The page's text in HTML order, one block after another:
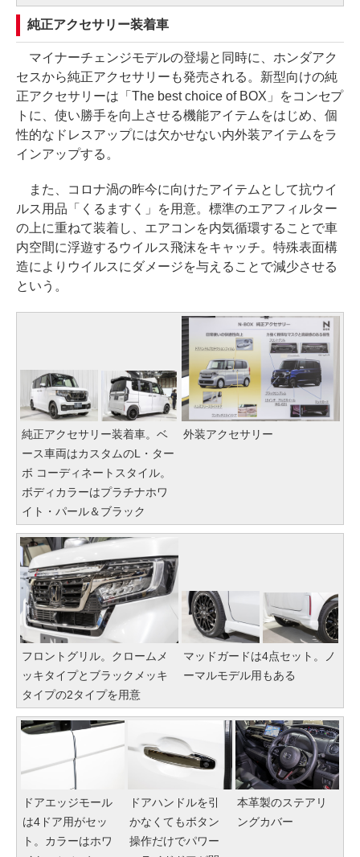
純正アクセサリー装着車
マイナーチェンジモデルの登場と同時に、ホンダアク
セスから純正アクセサリーも発売される。新型向けの純
正アクセサリーは「The best choice of BOX」をコンセプ
トに、使い勝手を向上させる機能アイテムをはじめ、個
性的なドレスアップには欠かせない内外装アイテムをラ
インアップする。
また、コロナ渦の昨今に向けたアイテムとして抗ウイ
ルス用品「くるますく」を用意。標準のエアフィルター
の上に重ねて装着し、エアコンを内気循環することで車
内空間に浮遊するウイルス飛沫をキャッチ。特殊表面構
造によりウイルスにダメージを与えることで減少させる
という。
純正アクセサリー装着車。ベ
ース車両はカスタムのL・ター
ボ コーディネートスタイル。
ボディカラーはプラチナホワ
イト・パール＆ブラック
外装アクセサリー
フロントグリル。クロームメ
ッキタイプとブラックメッキ
タイプの2タイプを用意
マッドガードは4点セット。ノ
ーマルモデル用もある
ドアエッジモール
は4ドア用がセッ
ト。カラーはホワ
ドアハンドルを引
かなくてもボタン
操作だけでパワー
本革製のステアリ
ングカバー